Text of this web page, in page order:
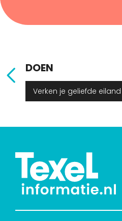
DOEN
Verken je geliefde eiland